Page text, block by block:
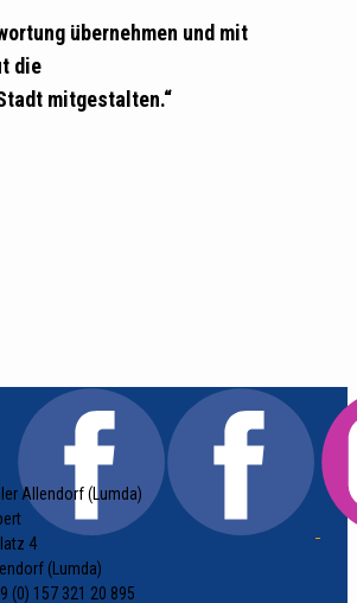
übernehmen und mit
die
mitgestalten.“
Allendorf (Lumda)
4
(Lumda)
(0) 157 321 20 895